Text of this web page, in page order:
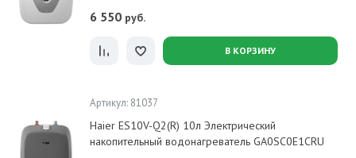
6 550 руб.
В КОРЗИНУ
Артикул: 81037
Haier ES10V-Q2(R) 10л Электрический
накопительный водонагреватель GA0SC0E1CRU